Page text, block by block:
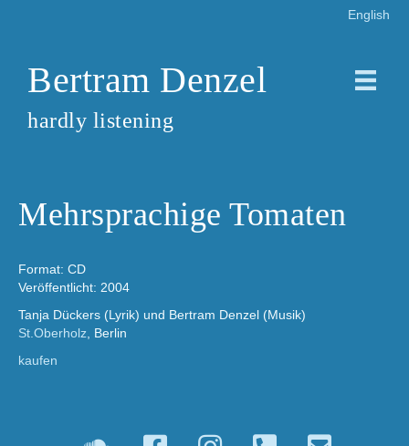
English
Bertram Denzel
hardly listening
Mehrsprachige Tomaten
Format: CD
Veröffentlicht: 2004
Tanja Dückers (Lyrik) und Bertram Denzel (Musik)
St.Oberholz , Berlin
kaufen